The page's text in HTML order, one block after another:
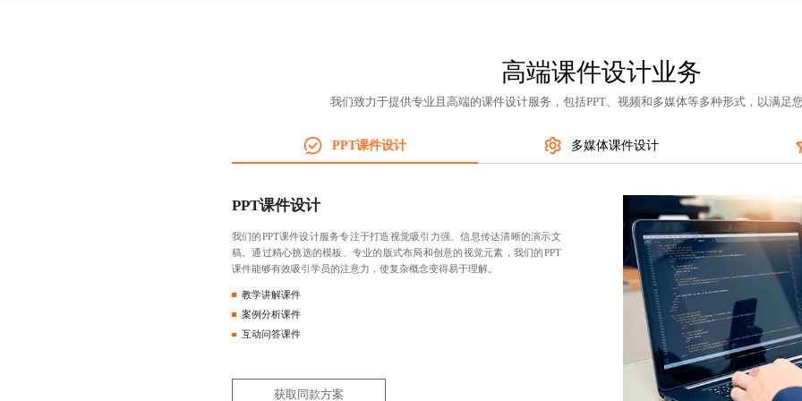
高端课件设计业务
我们致力于提供专业且高端的课件设计服务，包括PPT、视频和多媒体等多种形式，以满足
PPT课件设计 多媒体课件设计
PPT课件设计
我们的PPT课件设计服务专注于打造视觉吸引力强、信息传达清晰的演示文
稿。通过精心挑选的模板、专业的版式布局和创意的视觉元素，我们的PPT
课件能够有效吸引学员的注意力，使复杂概念变得易于理解。
教学讲解课件
案例分析课件
互动问答课件
获取同款方案